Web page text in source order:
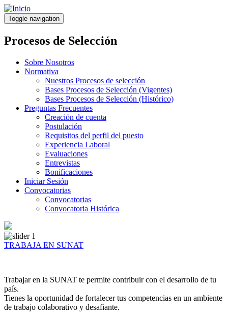
Pasar
al
contenido
principal
Toggle navigation
Procesos de Selección
Sobre Nosotros
Normativa
Nuestros Procesos de selección
Bases Procesos de Selección (Vigentes)
Bases Procesos de Selección (Histórico)
Preguntas Frecuentes
Creación de cuenta
Postulación
Requisitos del perfil del puesto
Experiencia Laboral
Evaluaciones
Entrevistas
Bonificaciones
Iniciar Sesión
Convocatorias
Convocatorias
Convocatoria Histórica
TRABAJA EN SUNAT
Trabajar en la SUNAT te permite contribuir con el desarrollo de tu
país.
Tienes la oportunidad de fortalecer tus competencias en un ambiente
de trabajo colaborativo y desafiante.